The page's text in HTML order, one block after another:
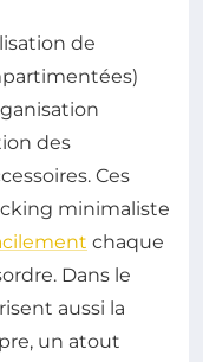
de
des
Ces
minimaliste
chaque
Dans le
aussi la
un atout